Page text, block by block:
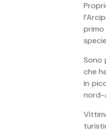
primo
Sono
che
in
nord-